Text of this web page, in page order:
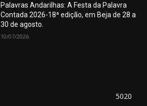
Palavras Andarilhas: A Festa da Palavra
Contada 2026-18ª edição, em Beja de 28 a
30 de agosto.
10/07/2026
5020